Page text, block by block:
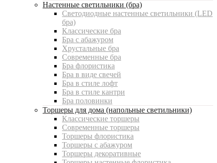
Настенные светильники (бра)
Светодиодные настенные светильники (LED
бра)
Классические бра
Бра с абажуром
Хрустальные бра
Современные бра
Бра флористика
Бра в виде свечей
Бра в стиле лофт
Бра в стиле кантри
Бра половинки
Торшеры для дома (напольные светильники)
Классические торшеры
Современные торшеры
Торшеры флористика
Торшеры с абажуром
Торшеры декоративные